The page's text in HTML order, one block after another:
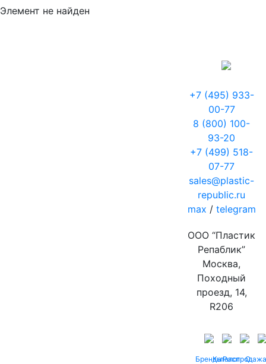
Элемент не найден
+7 (495) 933-
00-77
8 (800) 100-
93-20
+7 (499) 518-
07-77
sales@plastic-
republic.ru
max / telegram
ООО “Пластик
Репаблик”
Москва,
Походный
проезд, 14,
R206
БрендыКаталог
Распродажа
О